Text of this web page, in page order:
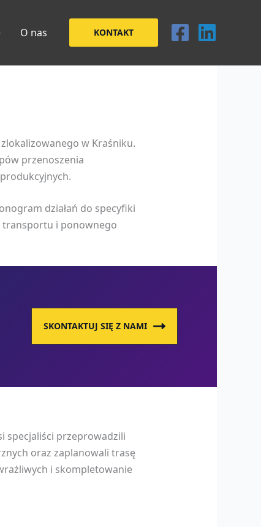
O nas KONTAKT
w Kraśniku.
przenoszenia
działań do specyfiki
transportu i ponownego
SKONTAKTUJ SIĘ Z NAMI
specjaliści przeprowadzili
oraz zaplanowali trasę
i skompletowanie